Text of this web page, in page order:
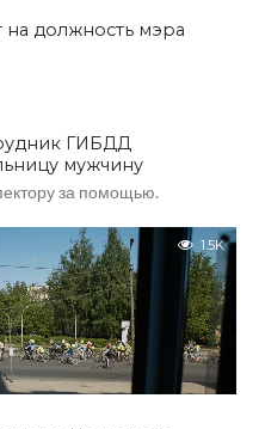
должность мэра
ГИБДД
мужчину
за помощью.
1.5K